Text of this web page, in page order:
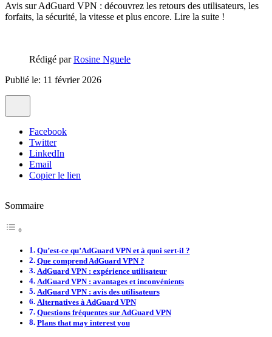
Avis sur AdGuard VPN : découvrez les retours des utilisateurs, les
forfaits, la sécurité, la vitesse et plus encore. Lire la suite !
Rédigé parRosine Nguele
Publié le: 11 février 2026
Facebook
Twitter
LinkedIn
Email
Copier le lien
Sommaire
Qu’est-ce qu’AdGuard VPN et à quoi sert-il ?
Que comprend AdGuard VPN ?
AdGuard VPN : expérience utilisateur
AdGuard VPN : avantages et inconvénients
AdGuard VPN : avis des utilisateurs
Alternatives à AdGuard VPN
Questions fréquentes sur AdGuard VPN
Plans that may interest you